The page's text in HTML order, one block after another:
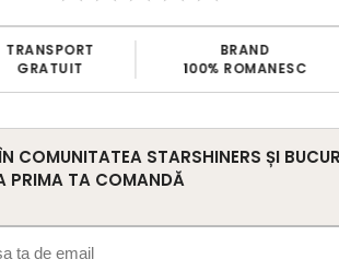
TRANSPORT
GRATUIT
BRAND
100% ROMANESC
COMUNITATEA STARSHINERS ȘI
PRIMA TA COMANDĂ